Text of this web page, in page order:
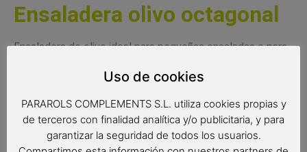
Ensaladera olivo octagonal
Ensaladera de olivo ideal para pequeñas ensaladas o para
mano de forma artesanal. Apta para el uso alimentario al
Medidas: 19 x 5 cm.
Uso de cookies
PARAROLS COMPLEMENTS S.L. utiliza cookies propias y
de terceros con finalidad analítica y/o publicitaria, y para
garantizar la seguridad de todos los usuarios.